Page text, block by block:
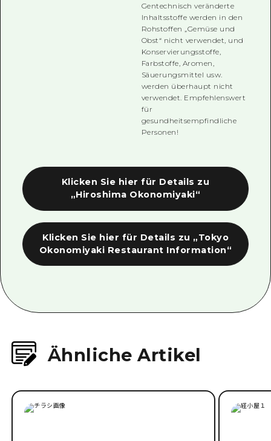
Gentechnisch veränderte
Inhaltsstoffe werden in den
Rohstoffen „Gemüse und
Obst“ nicht verwendet, und
Konservierungsstoffe,
Farbstoffe, Aromen,
Säuerungsmittel usw.
werden überhaupt nicht
verwendet. Empfehlenswert
für
gesundheitsempfindliche
Personen!
Klicken Sie hier für Details zu
„Hiroshima Okonomiyaki“
Klicken Sie hier für Details zu „Tokyo
Okonomiyaki Restaurant Information“
Ähnliche Artikel